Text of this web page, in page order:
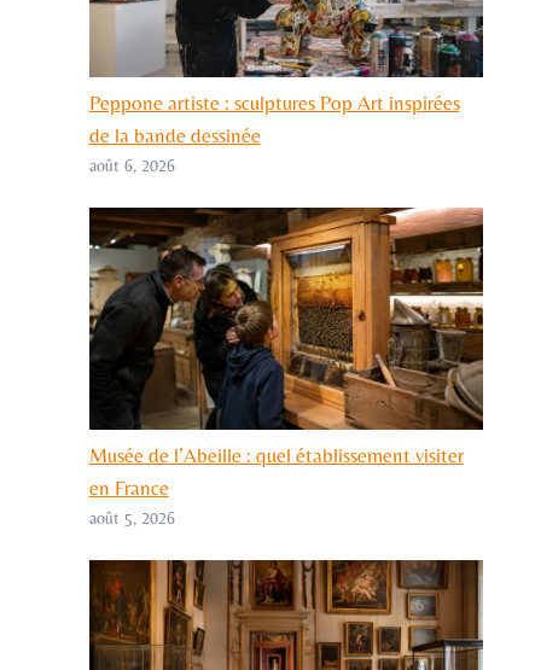
Peppone artiste : sculptures Pop Art inspirées
de la bande dessinée
août 6, 2026
Musée de l’Abeille : quel établissement visiter
en France
août 5, 2026